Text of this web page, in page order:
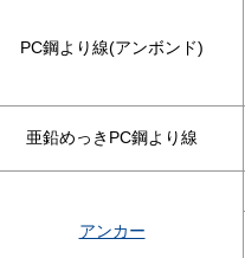
PC鋼より線(アンボンド)
亜鉛めっきPC鋼より線
アンカー